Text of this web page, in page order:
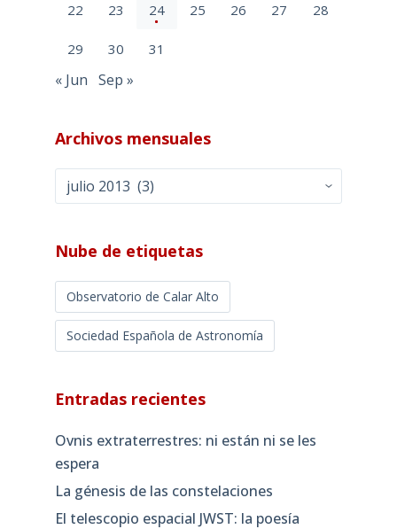
22 23 24 25 26 27 28
29 30 31
« Jun Sep »
Archivos mensuales
Archivos
mensuales
Nube de etiquetas
Observatorio de Calar Alto
Sociedad Española de Astronomía
Entradas recientes
Ovnis extraterrestres: ni están ni se les
espera
La génesis de las constelaciones
El telescopio espacial JWST: la poesía